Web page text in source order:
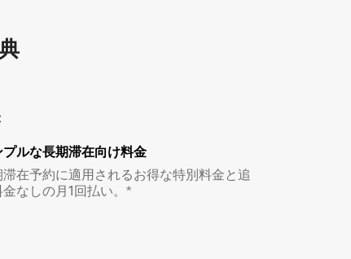
プルな長期滞在向け料金
滞在予約に適用されるお得な特別料金と追
金なしの月1回払い。*